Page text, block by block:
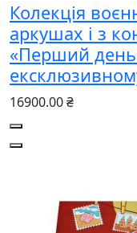
Колекція
аркушах і з
«Перший
16900.00 ₴